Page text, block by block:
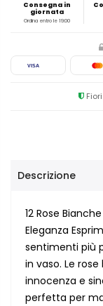
Consegna in
giornata
Ordina entro le 19:00
VISA
Fiori
Descrizione
12 Rose
Eleganza
sentimenti più
in vaso. Le
innocenza e
perfetta per